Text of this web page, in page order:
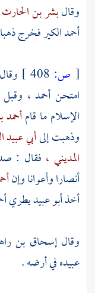
وقالبشر بن
أحمدالكير فخرج
[ ص: وقال
امتحن أحمد ،
الإسلام ما قام
وذهبت إلىأبي
المديني ، فقال :
أنصارا وأعوانا وإن
أخذأبو عبيديطري
وقالإسحاق بن
عبيده في أرضه .